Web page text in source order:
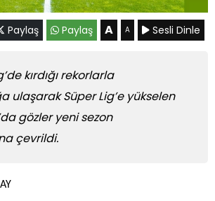
Paylaş Paylaş A A Sesli Dinle
kırdığı rekorlarla
ulaşarak Süper Lig’e yükselen
gözler yeni sezon
çevrildi.